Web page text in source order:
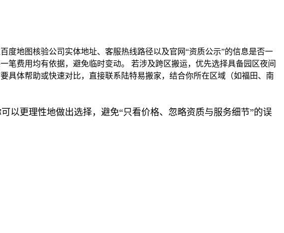
地图核验公司实体地址、客服热线路径以及官网“资质公示”的信息是否一
费用均有依据，避免临时变动。 若涉及跨区搬运，优先选择具备园区夜间
具体帮助或快速对比，直接联系陆特易搬家，结合你所在区域（如福田、南
以更理性地做出选择，避免“只看价格、忽略资质与服务细节”的误